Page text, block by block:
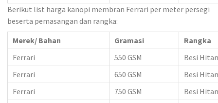
Berikut list harga kanopi membran Ferrari per meter persegi
beserta pemasangan dan rangka:
Merek/ Bahan Gramasi
Rangka
Ferrari
550 GSM
Besi
Ferrari
650 GSM
Besi
Ferrari
750 GSM
Besi